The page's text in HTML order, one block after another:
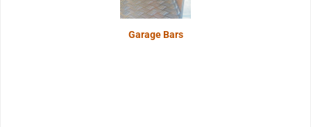
Garage Bars